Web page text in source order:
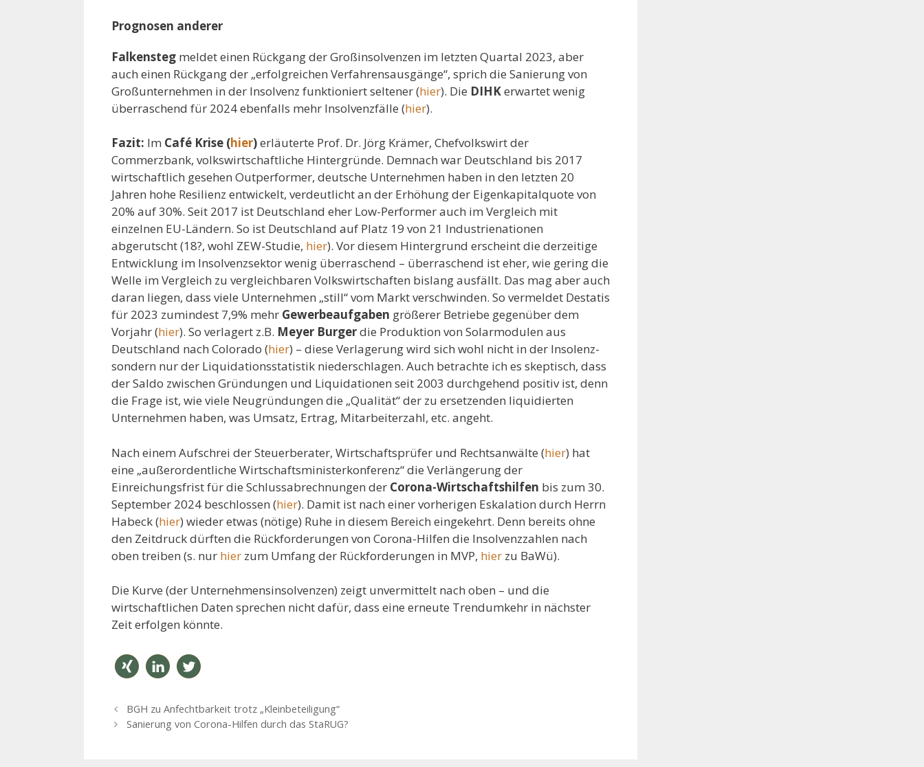
Prognosen anderer
Falkensteg meldet einen Rückgang der Großinsolvenzen im letzten Quartal 2023, aber
auch einen Rückgang der „erfolgreichen Verfahrensausgänge“, sprich die Sanierung von
Großunternehmen in der Insolvenz funktioniert seltener (hier). Die DIHKerwartet wenig
überraschend für 2024 ebenfalls mehr Insolvenzfälle (hier).
Fazit: Im Café Krise (hier)erläuterte Prof. Dr. Jörg Krämer, Chefvolkswirt der
Commerzbank, volkswirtschaftliche Hintergründe. Demnach war Deutschland bis 2017
wirtschaftlich gesehen Outperformer, deutsche Unternehmen haben in den letzten 20
Jahren hohe Resilienz entwickelt, verdeutlicht an der Erhöhung der Eigenkapitalquote von
20% auf 30%. Seit 2017 ist Deutschland eher Low-Performer auch im Vergleich mit
einzelnen EU-Ländern. So ist Deutschland auf Platz 19 von 21 Industrienationen
abgerutscht (18?, wohl ZEW-Studie, hier). Vor diesem Hintergrund erscheint die derzeitige
Entwicklung im Insolvenzsektor wenig überraschend – überraschend ist eher, wie gering die
Welle im Vergleich zu vergleichbaren Volkswirtschaften bislang ausfällt. Das mag aber auch
daran liegen, dass viele Unternehmen „still“ vom Markt verschwinden. So vermeldet Destatis
für 2023 zumindest 7,9% mehr Gewerbeaufgaben größerer Betriebe gegenüber dem
Vorjahr (hier). So verlagert z.B. Meyer Burgerdie Produktion von Solarmodulen aus
Deutschland nach Colorado (hier) – diese Verlagerung wird sich wohl nicht in der Insolenz-
sondern nur der Liquidationsstatistik niederschlagen. Auch betrachte ich es skeptisch, dass
der Saldo zwischen Gründungen und Liquidationen seit 2003 durchgehend positiv ist, denn
die Frage ist, wie viele Neugründungen die „Qualität“ der zu ersetzenden liquidierten
Unternehmen haben, was Umsatz, Ertrag, Mitarbeiterzahl, etc. angeht.
Nach einem Aufschrei der Steuerberater, Wirtschaftsprüfer und Rechtsanwälte (hier) hat
eine „außerordentliche Wirtschaftsministerkonferenz“ die Verlängerung der
Einreichungsfrist für die Schlussabrechnungen der Corona-Wirtschaftshilfen bis zum 30.
September 2024 beschlossen (hier). Damit ist nach einer vorherigen Eskalation durch Herrn
Habeck (hier) wieder etwas (nötige) Ruhe in diesem Bereich eingekehrt. Denn bereits ohne
den Zeitdruck dürften die Rückforderungen von Corona-Hilfen die Insolvenzzahlen nach
oben treiben (s. nur hier zum Umfang der Rückforderungen in MVP, hier zu BaWü).
Die Kurve (der Unternehmensinsolvenzen) zeigt unvermittelt nach oben – und die
wirtschaftlichen Daten sprechen nicht dafür, dass eine erneute Trendumkehr in nächster
Zeit erfolgen könnte.
en n
B
e
BGH zu Anfechtbarkeit trotz „Kleinbeteiligung“
Sanierung von Corona-Hilfen durch das StaRUG?